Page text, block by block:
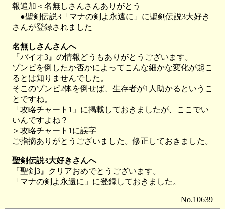
報追加＜名無しさんさんありがとう
●聖剣伝説3「マナの剣よ永遠に」に聖剣伝説3大好き
さんが登録されました
名無しさんさんへ
『バイオ3』の情報どうもありがとうございます。
ゾンビを倒したか否かによってこんな細かな変化が起こ
るとは知りませんでした。
そこのゾンビ2体を倒せば、生存者が1人助かるというこ
とですね。
「攻略チャート1」に掲載しておきましたが、ここでい
いんですよね？
＞攻略チャート1に誤字
ご指摘ありがとうございました。修正しておきました。
聖剣伝説3大好きさんへ
『聖剣3』クリアおめでとうございます。
「マナの剣よ永遠に」に登録しておきました。
No.10639